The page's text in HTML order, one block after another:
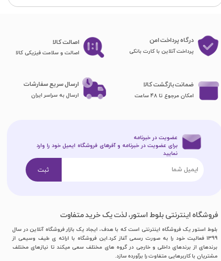
درگاه پرداخت امن
پرداخت آنلاین با کارت بانکی
فروشگاه اینترنتی بلوط استور، لذت یک خرید متفاوت
بلوط استور یک فروشگاه اینترنتی است که با هدف، ایجاد یک بازار فروشگاه آنلاین در سال
1399 فعالیت خود را به صورت رسمی آغاز کرد.این فروشگاه با ارائه ی طیف وسیعی از
برندهای از برندهای داخلی و خارجی در گروه های مختلف سعی میکند تا نیازهای مختلف
مشتریان با کاربرهایی متفاوت را برآورده سازد.
اصا​​​​​​​لت کالا
اصالت و سلامت فیزیکی کالا
ضمانت بازگشت کالا
امکان مرجوع تا 48 ساعت
ارسال سریع سفارشات
ارسال به سراسر ایران
عضویت در خبرنامه
برای عضویت در خبرنامه و آفرهای فروشگاه ایمیل خود را وارد
نمایید​​​​​​​
ثبت